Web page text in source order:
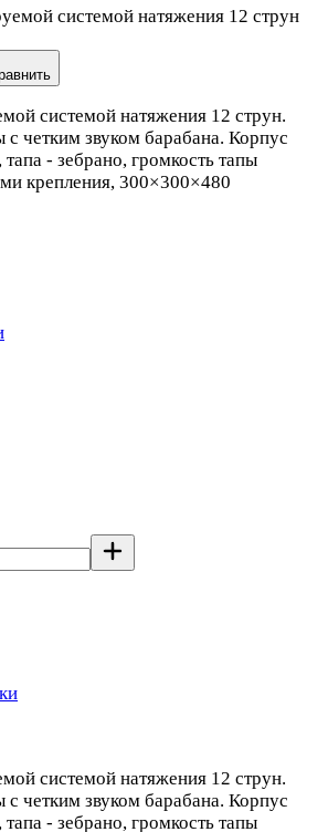
системой натяжения 12 струн.
четким звуком барабана. Корпус
тапа - зебрано, громкость тапы
крепления, 300×300×480
системой натяжения 12 струн.
четким звуком барабана. Корпус
тапа - зебрано, громкость тапы